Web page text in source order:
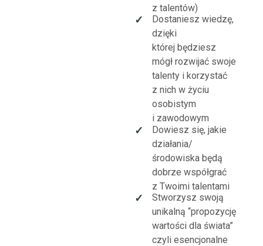
z talentów)
✓
Dostaniesz wiedzę,
dzięki
której będziesz
mógł rozwijać swoje
talenty i korzystać
z nich w życiu
osobistym
i zawodowym
✓
Dowiesz się, jakie
działania/
środowiska będą
dobrze współgrać
z Twoimi talentami
✓
Stworzysz swoją
unikalną “propozycję
wartości dla świata”
czyli esencjonalne